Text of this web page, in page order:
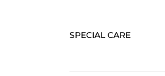
SPECIAL CARE